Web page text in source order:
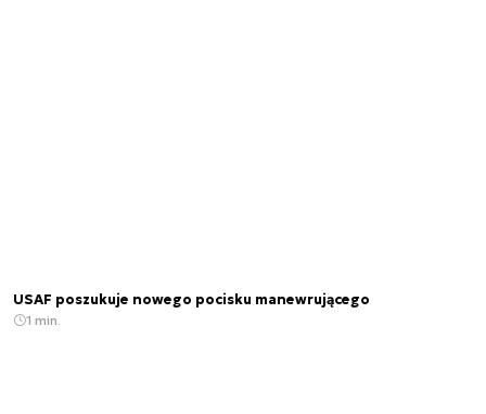
USAF poszukuje nowego pocisku manewrującego
1 min.